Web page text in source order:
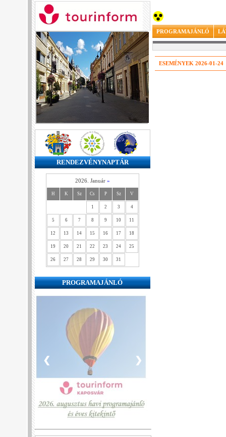
RENDEZVÉNYNAPTÁR
2026. Január »
H K Sz Cs P Sz V
1 2 3 4
5 6 7 8 9 10 11
12 13 14 15 16 17 18
19 20 21 22 23 24 25
26 27 28 29 30 31
PROGRAMAJÁNLÓ
❮ ❯
PROGRAMAJÁNLÓ
ESEMÉNYEK 2026-01-24